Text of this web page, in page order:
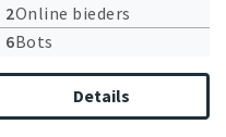
2Online bieders
6Bots
Details